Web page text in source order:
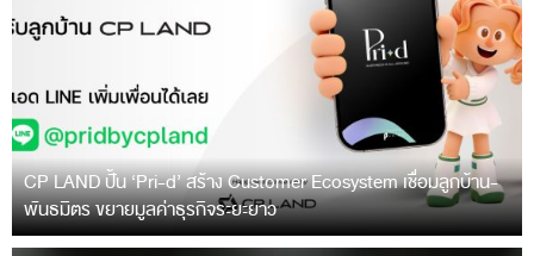
CP LAND ปั้น ‘Pri-d’ สร้าง Customer Ecosystem เชื่อมลูกบ้าน-
พันธมิตร ขยายมูลค่าธุรกิจระยะยาว